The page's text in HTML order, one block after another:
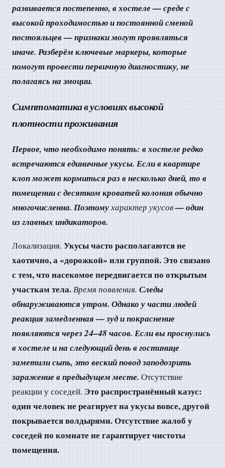
развивается постепенно, в хостеле — среде с
высокой проходимостью и постоянной сменой
постояльцев — признаки могут проявляться
иначе. Разберём ключевые маркеры, которые
помогут провести первичную диагностику, не
полагаясь на эмоции.
Симптоматика в условиях высокой
плотности проживания
Первое, что необходимо понять: в хостеле редко
встречаются единичные укусы. Если в квартире
клоп может кормиться раз в несколько дней, то в
помещении с десятком кроватей колония обычно
многочисленна. Поэтомухарактер укусов— один
из главных индикаторов.
Локализация. Укусы часто располагаются не
хаотично, а «дорожкой» или группой. Это связано
с тем, что насекомое передвигается по открытым
участкам тела. Время появления. Следы
обнаруживаются утром. Однако у части людей
реакция замедленная — зуд и покраснение
появляются через 24–48 часов. Если вы проснулись
в хостеле и на следующий день в гостинице
заметили сыпь, это веский повод заподозрить
заражение в предыдущем месте. Отсутствие
реакции у соседей. Это распространённый казус:
один человек не реагирует на укусы вовсе, другой
покрывается волдырями. Отсутствие жалоб у
соседей по комнате не гарантирует чистоты
помещения.